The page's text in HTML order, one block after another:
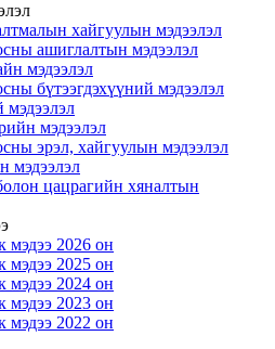
хайгуулын мэдээлэл
ашиглалтын мэдээлэл
мэдээлэл
бүтээгдэхүүний мэдээлэл
мэдээлэл
эрэл, хайгуулын мэдээлэл
мэдээлэл
цацрагийн хяналтын
мэдээ 2026 он
мэдээ 2025 он
мэдээ 2024 он
мэдээ 2023 он
мэдээ 2022 он